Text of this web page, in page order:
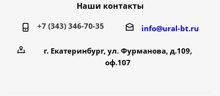
Наши контакты
+7 (343) 346-70-35 info@ural-bt.ru
г. Екатеринбург, ул. Фурманова, д.109,
оф.107